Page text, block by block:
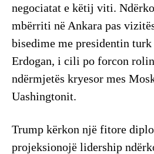
negociatat e këtij viti.
mbërriti në Ankara pas
bisedime me presidentin
Erdogan, i cili po forcon
ndërmjetës kryesor mes
Uashingtonit.
Trump kërkon një fitore
projeksionojë lidership